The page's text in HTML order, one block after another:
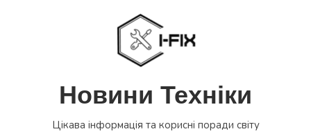
Новини Техніки
Цікава інформація та корисні поради світу